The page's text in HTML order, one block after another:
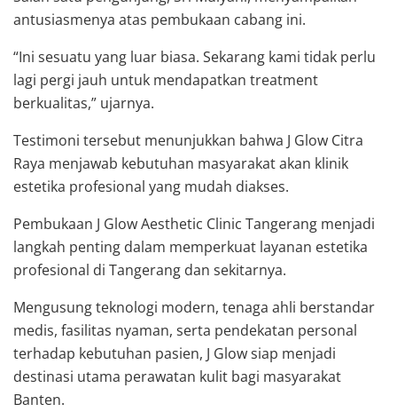
antusiasmenya atas pembukaan cabang ini.
“Ini sesuatu yang luar biasa. Sekarang kami tidak perlu
lagi pergi jauh untuk mendapatkan treatment
berkualitas,” ujarnya.
Testimoni tersebut menunjukkan bahwa J Glow Citra
Raya menjawab kebutuhan masyarakat akan klinik
estetika profesional yang mudah diakses.
Pembukaan J Glow Aesthetic Clinic Tangerang menjadi
langkah penting dalam memperkuat layanan estetika
profesional di Tangerang dan sekitarnya.
Mengusung teknologi modern, tenaga ahli berstandar
medis, fasilitas nyaman, serta pendekatan personal
terhadap kebutuhan pasien, J Glow siap menjadi
destinasi utama perawatan kulit bagi masyarakat
Banten.